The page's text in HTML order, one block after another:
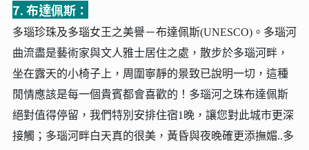
7. 布達佩斯：
多瑙珍珠及多瑙女王之美譽－布達佩斯(UNESCO)。多瑙河
曲流盡是藝術家與文人雅士居住之處，散步於多瑙河畔，
坐在露天的小椅子上，周圍寧靜的景致已說明一切，這種
閒情應該是每一個貴賓都會喜歡的！多瑙河之珠布達佩斯
絕對值得停留，我們特別安排住宿1晚，讓您對此城市更深
接觸；多瑙河畔白天真的很美，黃昏與夜晚確更添撫媚..多